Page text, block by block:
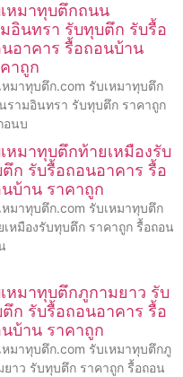
หมาทุบตึกถนน
อินทรา รับทุบตึก รับรื้อ
อาคาร รื้อถอนบ้าน
าถูก
หมาทุบตึก.com รับเหมาทุบตึก
รามอินทรา รับทุบตึก ราคาถูก
อนบ
หมาทุบตึกท้ายเหมืองรับ
ก รับรื้อถอนอาคาร รื้อ
บ้าน ราคาถูก
หมาทุบตึก.com รับเหมาทุบตึก
เหมืองรับทุบตึก ราคาถูก รื้อถอน
หมาทุบตึกภูกามยาว รับ
ก รับรื้อถอนอาคาร รื้อ
บ้าน ราคาถูก
หมาทุบตึก.com รับเหมาทุบตึกภู
ยาว รับทุบตึก ราคาถูก รื้อถอน